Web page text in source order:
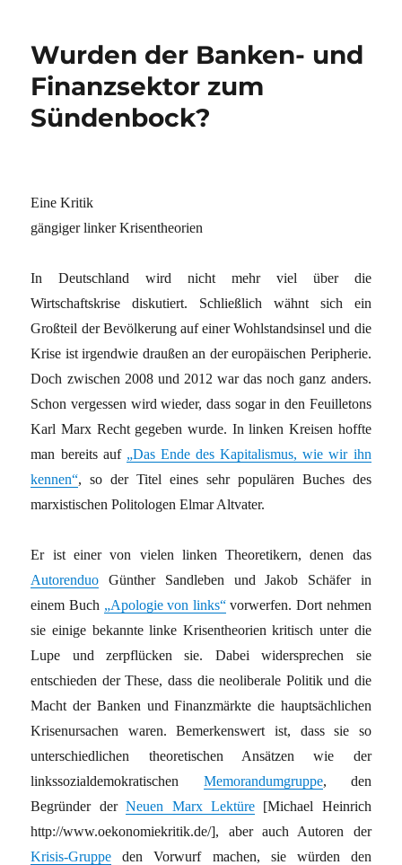
Wurden der Banken- und
Finanzsektor zum
Sündenbock?
Eine Kritik
gängiger linker Krisentheorien
In Deutschland wird nicht mehr viel über die
Wirtschaftskrise diskutiert. Schließlich wähnt sich ein
Großteil der Bevölkerung auf einer Wohlstandsinsel und die
Krise ist irgendwie draußen an der europäischen Peripherie.
Doch zwischen 2008 und 2012 war das noch ganz anders.
Schon vergessen wird wieder, dass sogar in den Feuilletons
Karl Marx Recht gegeben wurde. In linken Kreisen hoffte
man bereits auf „Das Ende des Kapitalismus, wie wir ihn
kennen“, so der Titel eines sehr populären Buches des
marxistischen Politologen Elmar Altvater.
Er ist einer von vielen linken Theoretikern, denen das
Autorenduo Günther Sandleben und Jakob Schäfer in
einem Buch „Apologie von links“vorwerfen. Dort nehmen
sie einige bekannte linke Krisentheorien kritisch unter die
Lupe und zerpflücken sie. Dabei widersprechen sie
entschieden der These, dass die neoliberale Politik und die
Macht der Banken und Finanzmärkte die hauptsächlichen
Krisenursachen waren. Bemerkenswert ist, dass sie so
unterschiedlichen theoretischen Ansätzen wie der
linkssozialdemokratischen Memorandumgruppe, den
Begründer derNeuen Marx Lektüre[Michael Heinrich
http://www.oekonomiekritik.de/], aber auch Autoren der
Krisis-Gruppe den Vorwurf machen, sie würden den